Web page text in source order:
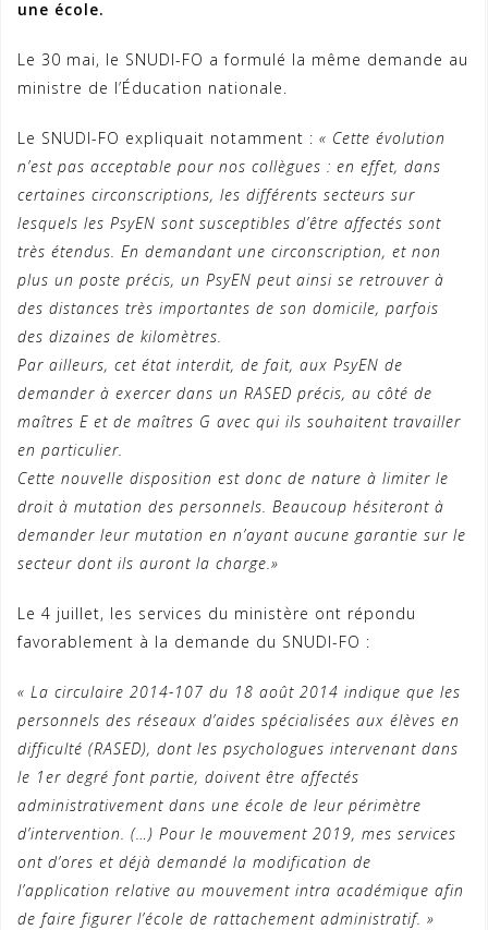
une école.
Le 30 mai, le SNUDI-FO a formulé la même demande au
ministre de l’Éducation nationale.
Le SNUDI-FO expliquait notamment : « Cette évolution
n’est pas acceptable pour nos collègues : en effet, dans
certaines circonscriptions, les différents secteurs sur
lesquels les PsyEN sont susceptibles d’être affectés sont
très étendus. En demandant une circonscription, et non
plus un poste précis, un PsyEN peut ainsi se retrouver à
des distances très importantes de son domicile, parfois
des dizaines de kilomètres.
Par ailleurs, cet état interdit, de fait, aux PsyEN de
demander à exercer dans un RASED précis, au côté de
maîtres E et de maîtres G avec qui ils souhaitent travailler
en particulier.
Cette nouvelle disposition est donc de nature à limiter le
droit à mutation des personnels. Beaucoup hésiteront à
demander leur mutation en n’ayant aucune garantie sur le
secteur dont ils auront la charge.»
Le 4 juillet, les services du ministère ont répondu
favorablement à la demande du SNUDI-FO :
« La circulaire 2014-107 du 18 août 2014 indique que les
personnels des réseaux d’aides spécialisées aux élèves en
difficulté (RASED), dont les psychologues intervenant dans
le 1er degré font partie, doivent être affectés
administrativement dans une école de leur périmètre
d’intervention. (…) Pour le mouvement 2019, mes services
ont d’ores et déjà demandé la modification de
l’application relative au mouvement intra académique afin
de faire figurer l’école de rattachement administratif. »